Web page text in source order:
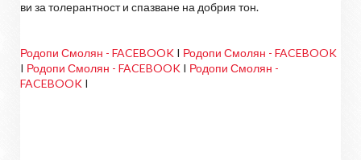
ви за толерантност и спазване на добрия тон.
Родопи Смолян - FACEBOOK I Родопи Смолян - FACEBOOK
I Родопи Смолян - FACEBOOK I Родопи Смолян -
FACEBOOK I